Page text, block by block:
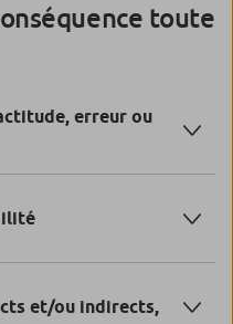
toute
erreur ou
et/ou indirects,